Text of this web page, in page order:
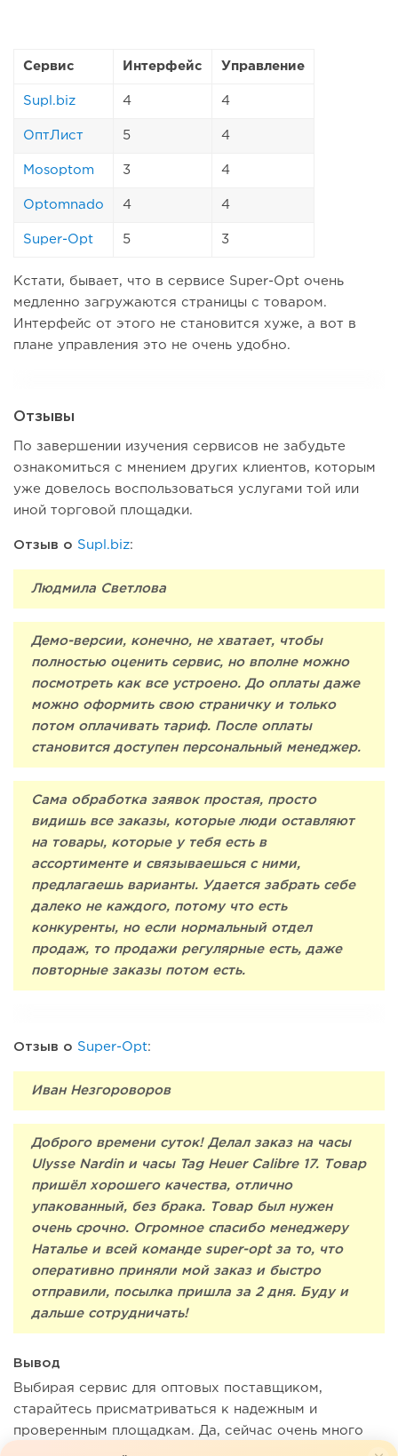
Сервис Интерфейс Управление
Supl.biz 4 4
ОптЛист 5 4
Mosoptom 3 4
Optomnado 4 4
Super-Opt 5 3
Кстати, бывает, что в сервисе Super-Opt очень
медленно загружаются страницы с товаром.
Интерфейс от этого не становится хуже, а вот в
плане управления это не очень удобно.
Отзывы
По завершении изучения сервисов не забудьте
ознакомиться с мнением других клиентов, которым
уже довелось воспользоваться услугами той или
иной торговой площадки.
Отзыв о Supl.biz:
Людмила Светлова
Демо-версии, конечно, не хватает, чтобы
полностью оценить сервис, но вполне можно
посмотреть как все устроено. До оплаты даже
можно оформить свою страничку и только
потом оплачивать тариф. После оплаты
становится доступен персональный менеджер.
Сама обработка заявок простая, просто
видишь все заказы, которые люди оставляют
на товары, которые у тебя есть в
ассортименте и связываешься с ними,
предлагаешь варианты. Удается забрать себе
далеко не каждого, потому что есть
конкуренты, но если нормальный отдел
продаж, то продажи регулярные есть, даже
повторные заказы потом есть.
Отзыв о Super-Opt:
Иван Незгороворов
Доброго времени суток! Делал заказ на часы
Ulysse Nardin и часы Tag Heuer Calibre 17. Товар
пришёл хорошего качества, отлично
упакованный, без брака. Товар был нужен
очень срочно. Огромное спасибо менеджеру
Наталье и всей команде super-opt за то, что
оперативно приняли мой заказ и быстро
отправили, посылка пришла за 2 дня. Буду и
дальше сотрудничать!
Вывод
Выбирая сервис для оптовых поставщиком,
старайтесь присматриваться к надежным и
проверенным площадкам. Да, сейчас очень много